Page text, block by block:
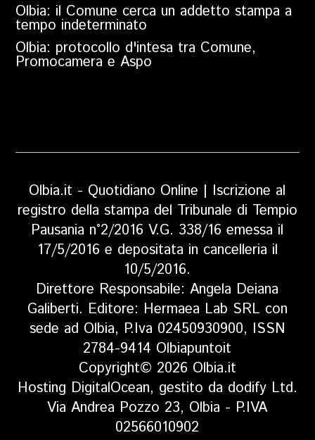
Olbia: il Comune cerca un addetto stampa a
tempo indeterminato
Olbia: protocollo d'intesa tra Comune,
Promocamera e Aspo
Olbia.it - Quotidiano Online | Iscrizione al
registro della stampa del Tribunale di Tempio
Pausania n°2/2016 V.G. 338/16 emessa il
17/5/2016 e depositata in cancelleria il
10/5/2016.
Direttore Responsabile: Angela Deiana
Galiberti. Editore: Hermaea Lab SRL con
sede ad Olbia, P.Iva 02450930900, ISSN
2784-9414 Olbiapuntoit
Copyright© 2026 Olbia.it
Hosting DigitalOcean, gestito da dodify Ltd.
Via Andrea Pozzo 23, Olbia - P.IVA
02566010902